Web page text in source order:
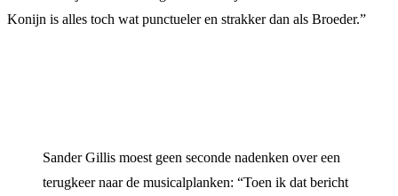
Konijn is alles toch wat punctueler en strakker dan als Broeder.”
Sander Gillis moest geen seconde nadenken over een
terugkeer naar de musicalplanken: “Toen ik dat bericht